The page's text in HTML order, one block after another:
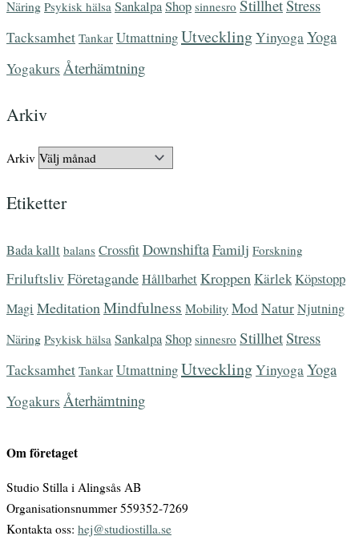
Näring Psykisk hälsa SankalpaShop sinnesro StillhetStress
Tacksamhet Tankar UtmattningUtvecklingYinyogaYoga
Yogakurs Återhämtning
Arkiv
Arkiv
Etiketter
Bada kallt balans CrossfitDownshiftaFamilj Forskning
Friluftsliv FöretagandeHållbarhetKroppen KärlekKöpstopp
Magi Meditation Mindfulness MobilityModNaturNjutning
Näring Psykisk hälsa SankalpaShop sinnesro StillhetStress
Tacksamhet Tankar UtmattningUtvecklingYinyoga Yoga
Yogakurs Återhämtning
Om företaget
Studio Stilla i Alingsås AB
Organisationsnummer 559352-7269
Kontakta oss: hej@studiostilla.se